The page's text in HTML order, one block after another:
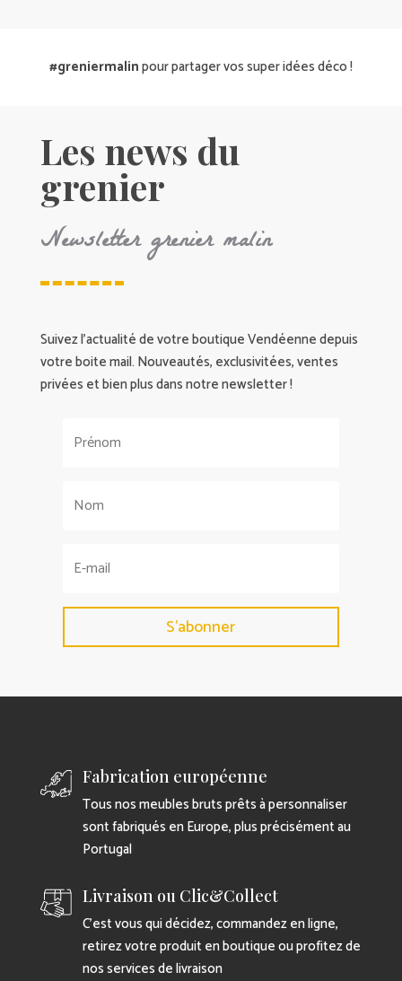
#greniermalinpour partager vos super idées déco !
Les news du
grenier
Newsletter grenier malin
Suivez l’actualité de votre boutique Vendéenne depuis
votre boite mail. Nouveautés, exclusivitées, ventes
privées et bien plus dans notre newsletter !
S'abonner
Fabrication européenne
Tous nos meubles bruts prêts à personnaliser
sont fabriqués en Europe, plus précisément au
Portugal
Livraison ou Clic&Collect
C’est vous qui décidez, commandez en ligne,
retirez votre produit en boutique ou profitez de
nos services de livraison